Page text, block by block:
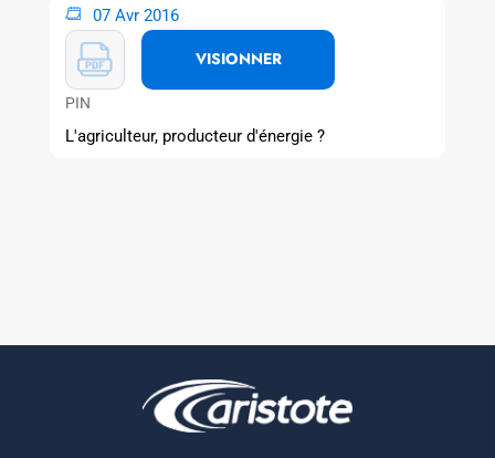
07 Avr 2016
VISIONNER
PIN
L'agriculteur, producteur d'énergie ?